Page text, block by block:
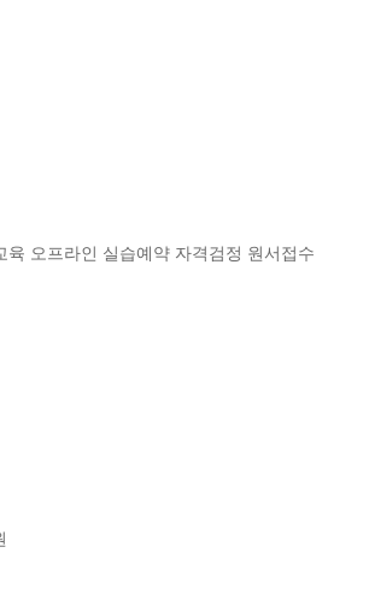
육 오프라인 실습예약 자격검정 원서접수